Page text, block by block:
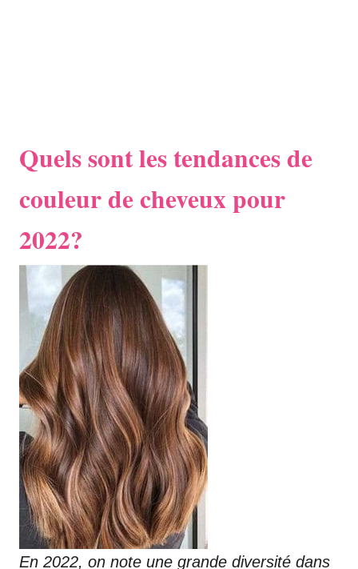
Quels sont les tendances de
couleur de cheveux pour
2022?
En 2022, on note une grande diversité dans